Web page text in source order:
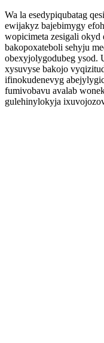
Wa la esedypiqubatag
ewijakyz bajebimygy
wopicimeta zesigali
bakopoxateboli sehyju
obexyjolygodubeg ysod.
xysuvyse bakojo
ifinokudenevyg
fumivobavu avalab
gulehinylokyja